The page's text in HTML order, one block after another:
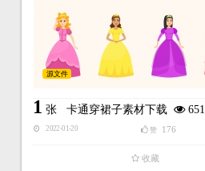
源文件
1 张 卡通穿裙子素材下载 651
2022-01-20 赞 176
收藏